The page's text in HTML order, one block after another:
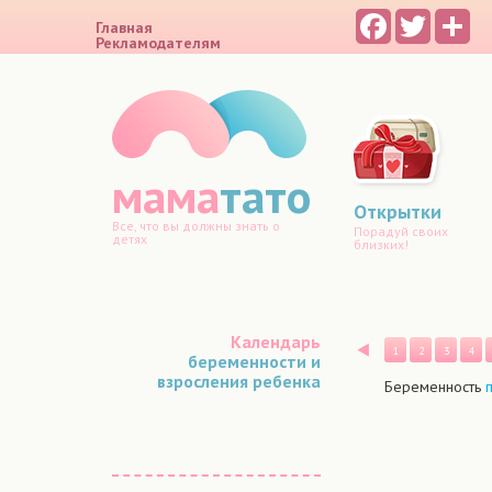
Главная
Рекламодателям
FacebookTwitter
маматато
Все, что вы должны знать о
детях
Открытки
Порадуй своих
близких!
Календарь
беременности и
взросления ребенка
Назад
1 2 3 4
Беременность